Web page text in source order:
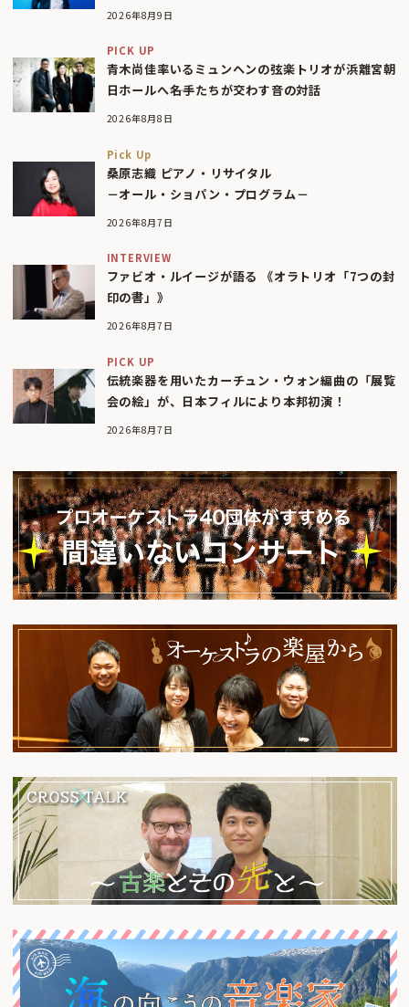
2026年8月9日
PICK UP
青木尚佳率いるミュンヘンの弦楽トリオが浜離宮朝
日ホールへ――名手たちが交わす音の対話
2026年8月8日
Pick Up
桑原志織 ピアノ・リサイタル
－オール・ショパン・プログラム－
2026年8月7日
INTERVIEW
ファビオ・ルイージが語る 《オラトリオ「7つの封
印の書」》
2026年8月7日
PICK UP
伝統楽器を用いたカーチュン・ウォン編曲の「展覧
会の絵」が、日本フィルにより本邦初演！
2026年8月7日